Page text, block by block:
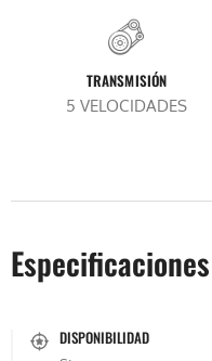
TRANSMISIÓN
5 VELOCIDADES
DISPONIBILIDAD